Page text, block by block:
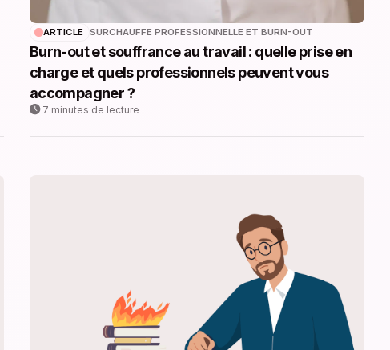
ARTICLE SURCHAUFFE PROFESSIONNELLE ET BURN-OUT
Burn-out et souffrance au travail : quelle prise en
charge et quels professionnels peuvent vous
accompagner ?
7 minutes de lecture